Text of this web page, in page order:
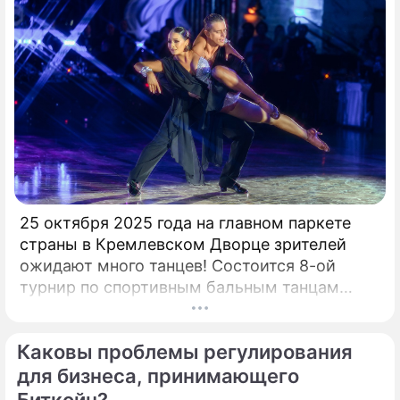
25 октября 2025 года на главном паркете
страны в Кремлевском Дворце зрителей
ожидают много танцев! Состоится 8-ой
турнир по спортивным бальным танцам
"Кубок Кремля – Гордость России!". Будет
европейской и латиноамериканской
программах среди любителей,
профессионалов и Про-Эм пар. Организатор
Каковы проблемы регулирования
для бизнеса, принимающего